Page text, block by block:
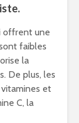
offrent une
faibles
la
De plus, les
et
C, la